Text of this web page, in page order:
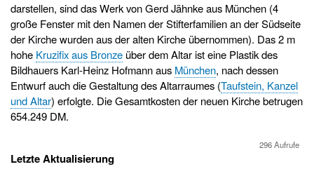
darstellen, sind das Werk von Gerd Jähnke aus München (4
große Fenster mit den Namen der Stifterfamilien an der Südseite
der Kirche wurden aus der alten Kirche übernommen). Das 2 m
hohe Kruzifix aus Bronze über dem Altar ist eine Plastik des
Bildhauers Karl-Heinz Hofmann aus München, nach dessen
Entwurf auch die Gestaltung des Altarraumes (Taufstein, Kanzel
und Altar) erfolgte. Die Gesamtkosten der neuen Kirche betrugen
654.249 DM.
296 Aufrufe
Letzte Aktualisierung